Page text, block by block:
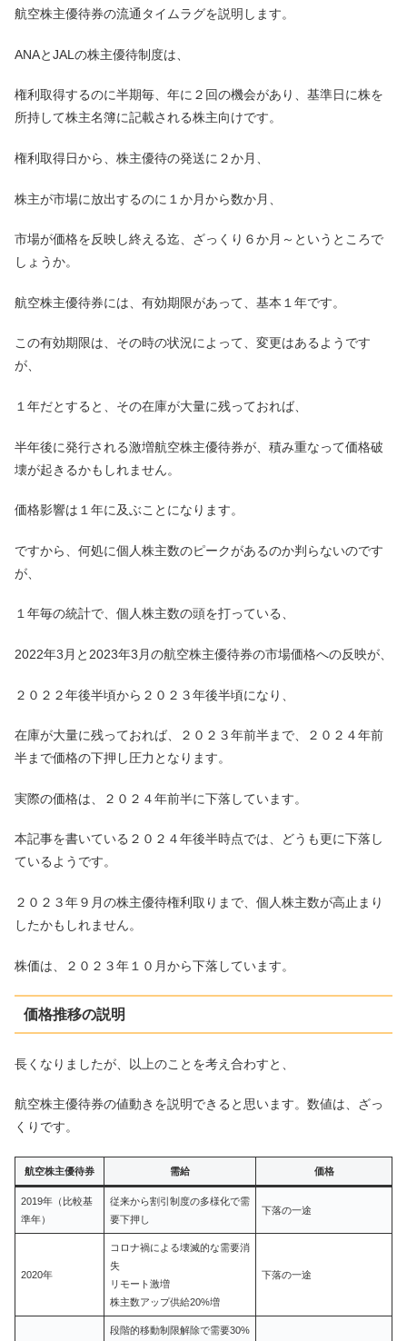
航空株主優待券の流通タイムラグを説明します。
ANAとJALの株主優待制度は、
権利取得するのに半期毎、年に２回の機会があり、基準日に株を
所持して株主名簿に記載される株主向けです。
権利取得日から、株主優待の発送に２か月、
株主が市場に放出するのに１か月から数か月、
市場が価格を反映し終える迄、ざっくり６か月～というところで
しょうか。
航空株主優待券には、有効期限があって、基本１年です。
この有効期限は、その時の状況によって、変更はあるようです
が、
１年だとすると、その在庫が大量に残っておれば、
半年後に発行される激増航空株主優待券が、積み重なって価格破
壊が起きるかもしれません。
価格影響は１年に及ぶことになります。
ですから、何処に個人株主数のピークがあるのか判らないのです
が、
１年毎の統計で、個人株主数の頭を打っている、
2022年3月と2023年3月の航空株主優待券の市場価格への反映が、
２０２２年後半頃から２０２３年後半頃になり、
在庫が大量に残っておれば、２０２３年前半まで、２０２４年前
半まで価格の下押し圧力となります。
実際の価格は、２０２４年前半に下落しています。
本記事を書いている２０２４年後半時点では、どうも更に下落し
ているようです。
２０２３年９月の株主優待権利取りまで、個人株主数が高止まり
したかもしれません。
株価は、２０２３年１０月から下落しています。
価格推移の説明
長くなりましたが、以上のことを考え合わすと、
航空株主優待券の値動きを説明できると思います。数値は、ざっ
くりです。
航空株主優待券 需給 価格
2019年（比較基
準年）
従来から割引制度の多様化で需
要下押し
下落の一途
2020年
コロナ禍による壊滅的な需要消
失
リモート激増
株主数アップ供給20%増
下落の一途
段階的移動制限解除で需要30%